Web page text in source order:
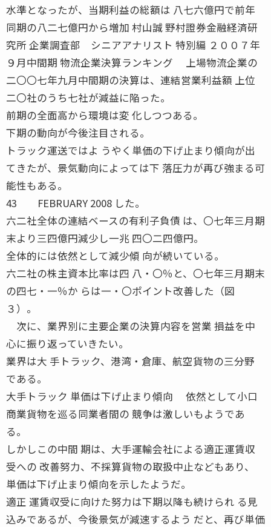
水準となったが、当期利益の総額は 八七六億円で前年
同期の八二七億円から増加 村山誠 野村證券金融経済研
究所 企業調査部 シニアアナリスト 特別編 ２００７年
９月中間期 物流企業決算ランキング 上場物流企業の
二〇〇七年九月中間期の決算は、連結営業利益額 上位
二〇社のうち七社が減益に陥った。
前期の全面高から環境は変 化しつつある。
下期の動向が今後注目される。
トラック運送ではよ うやく単価の下げ止まり傾向が出
てきたが、景気動向によっては下 落圧力が再び強まる可
能性もある。
43 FEBRUARY 2008 した。
六二社全体の連結ベースの有利子負債 は、〇七年三月期
末より三四億円減少し一兆 四〇二四億円。
全体的には依然として減少傾 向が続いている。
六二社の株主資本比率は四 八・〇％と、〇七年三月期末
の四七・一％か らは一・〇ポイント改善した（図
３）。
次に、業界別に主要企業の決算内容を営業 損益を中
心に振り返っていきたい。
業界は大 手トラック、港湾・倉庫、航空貨物の三分野
である。
大手トラック 単価は下げ止まり傾向 依然として小口
商業貨物を巡る同業者間の 競争は激しいもようであ
る。
しかしこの中間 期は、大手運輸会社による適正運賃収
受への 改善努力、不採算貨物の取扱中止などもあり、
単価は下げ止まり傾向を示したようだ。
適正 運賃収受に向けた努力は下期以降も続けられ る見
込みであるが、今後景気が減速するよう だと、再び単価